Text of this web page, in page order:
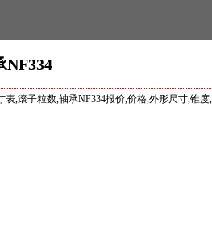
NF334
滚子粒数,轴承NF334报价,价格,外形尺寸,锥